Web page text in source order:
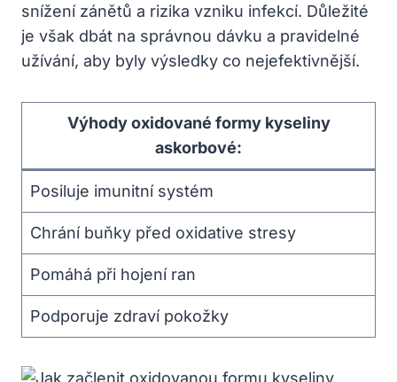
snížení zánětů a rizika vzniku infekcí. Důležité
je však dbát na správnou dávku a pravidelné
užívání, aby byly výsledky co nejefektivnější.
Výhody oxidované formy kyseliny
askorbové:
Posiluje imunitní systém
Chrání buňky před oxidative stresy
Pomáhá při hojení ran
Podporuje zdraví pokožky